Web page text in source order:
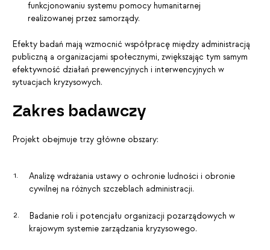
funkcjonowaniu systemu pomocy humanitarnej
realizowanej przez samorządy.
Efekty badań mają wzmocnić współpracę między administracją
publiczną a organizacjami społecznymi, zwiększając tym samym
efektywność działań prewencyjnych i interwencyjnych w
sytuacjach kryzysowych.
Zakres badawczy
Projekt obejmuje trzy główne obszary:
Analizę wdrażania ustawy o ochronie ludności i obronie
cywilnej na różnych szczeblach administracji.
Badanie roli i potencjału organizacji pozarządowych w
krajowym systemie zarządzania kryzysowego.